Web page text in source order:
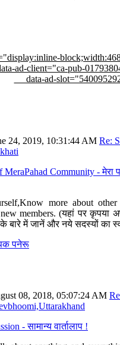
ad-client="ca-pub-
data-ad-
24, 2019, 10:31:44 AM Re:
MeraPahad Community - मेरा
more about other
members. (यहां पर कृपया
बारे में जानें और नये सदस्यों का
पनेरू
08, 2018, 05:07:24 AM
- सामान्य वार्तालाप !